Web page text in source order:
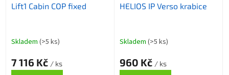
Lift1 Cabin COP fixed
Skladem (>5 ks)
7 116 Kč / ks
HELIOS IP Verso krabice
Skladem (>5 ks)
960 Kč / ks